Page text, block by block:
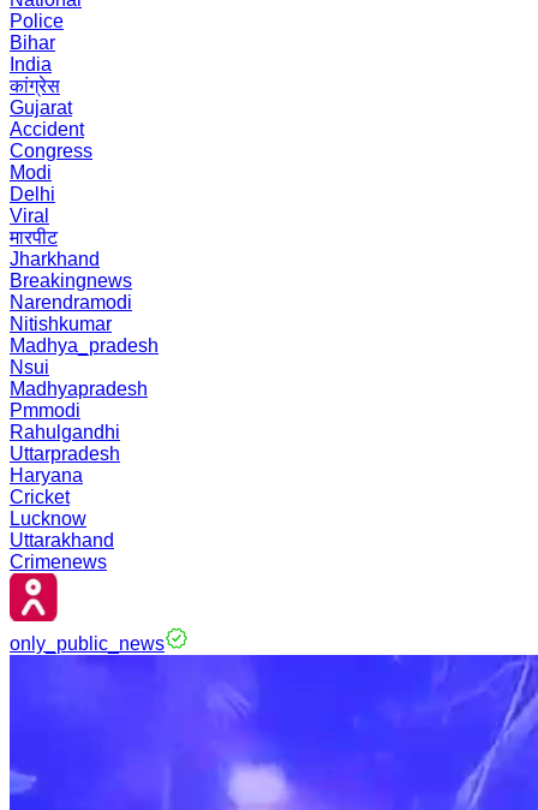
Police
Bihar
India
कांग्रेस
Gujarat
Accident
Congress
Modi
Delhi
Viral
मारपीट
Jharkhand
Breakingnews
Narendramodi
Nitishkumar
Madhya_pradesh
Nsui
Madhyapradesh
Pmmodi
Rahulgandhi
Uttarpradesh
Haryana
Cricket
Lucknow
Uttarakhand
Crimenews
only_public_news